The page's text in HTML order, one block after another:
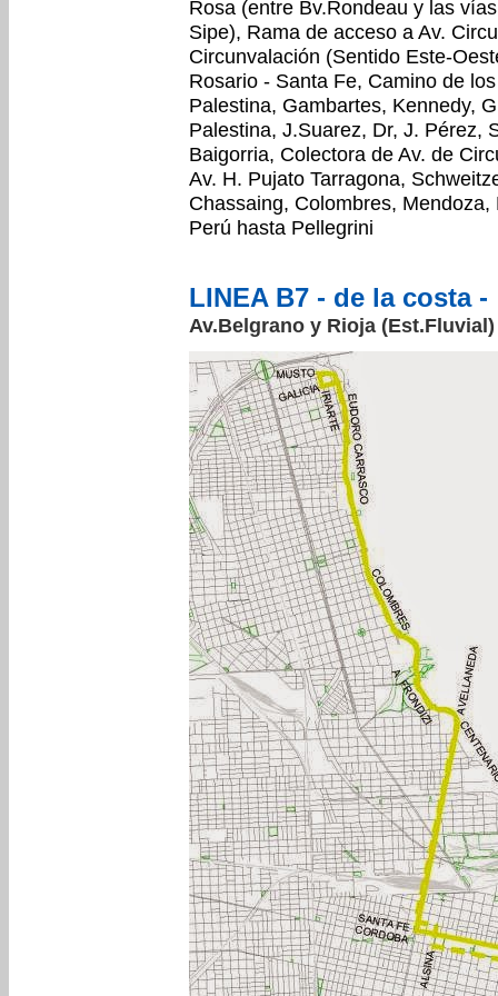
Rosa (entre Bv.Rondeau y las
Sipe), Rama de acceso a Av.
Circunvalación (Sentido Este-
Rosario - Santa Fe, Camino de
Palestina, Gambartes, Kennedy,
Palestina, J.Suarez, Dr, J. Pérez,
Baigorria, Colectora de Av. de
Av. H. Pujato Tarragona,
Chassaing, Colombres,
Perú hasta Pellegrini
LINEA B7 - de la costa -
Av.Belgrano y Rioja